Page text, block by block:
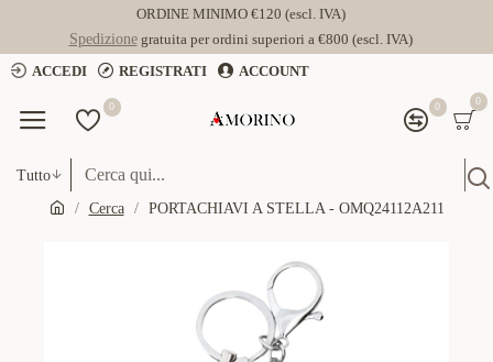
ORDINE MINIMO €120 (escl. IVA)
Spedizionegratuita per ordini superiori a €800 (escl. IVA)
ACCEDI
REGISTRATI ACCOUNT
0 0 0
Tutto
Cerca PORTACHIAVI A STELLA - OMQ24112A211